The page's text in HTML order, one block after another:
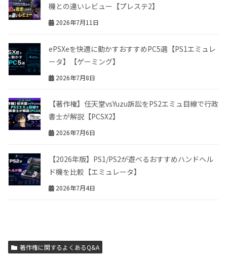
機との違いレビュー【プレステ2】
2026年7月11日
ePSXeを快適に動かすおすすめPC5選【PS1エミュレ
ータ】【ゲーミング】
2026年7月8日
【著作権】任天堂vsYuzu訴訟をPS2エミュ目線で行政
書士が解説【PCSX2】
2026年7月6日
【2026年版】PS1/PS2が遊べるおすすめハンドヘル
ド機を比較【エミュレータ】
2026年7月4日
著作権に関するよくあるQ&A